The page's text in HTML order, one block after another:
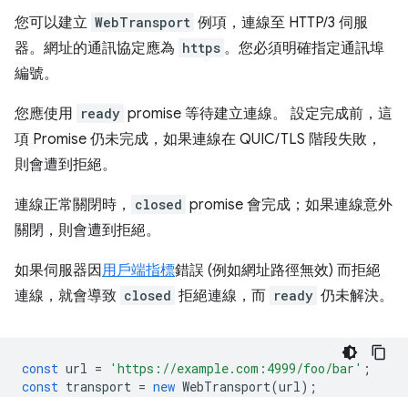
您可以建立 WebTransport 例項，連線至 HTTP/3 伺服
器。網址的通訊協定應為 https 。您必須明確指定通訊埠
編號。
您應使用 ready promise 等待建立連線。 設定完成前，這
項 Promise 仍未完成，如果連線在 QUIC/TLS 階段失敗，
則會遭到拒絕。
連線正常關閉時， closed promise 會完成；如果連線意外
關閉，則會遭到拒絕。
如果伺服器因 用戶端指標錯誤 (例如網址路徑無效) 而拒絕
連線，就會導致 closed 拒絕連線，而 ready 仍未解決。
const url = 'https://example.com:4999/foo/bar' ;
const transport = new WebTransport(url);